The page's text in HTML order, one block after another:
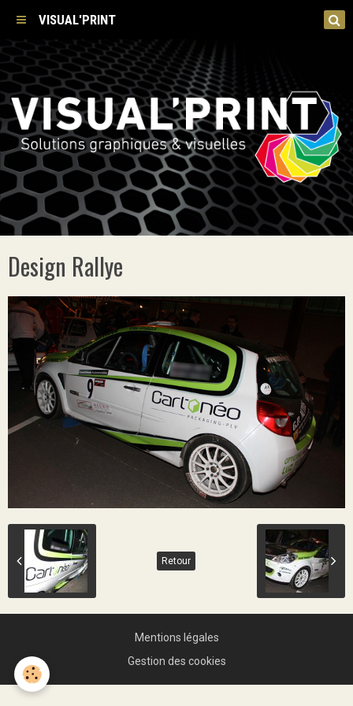
VISUAL'PRINT
Design Rallye
Retour
Mentions légales
Gestion des cookies